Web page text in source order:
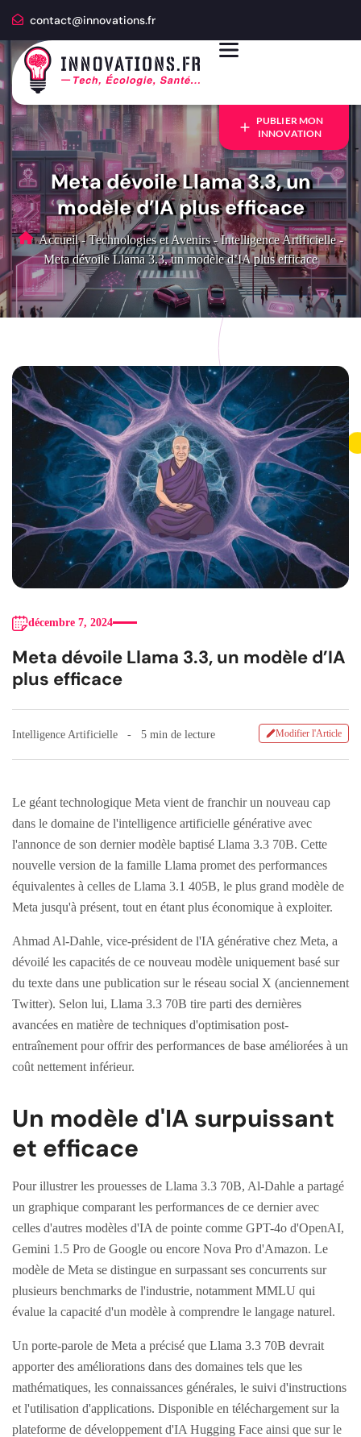
contact@innovations.fr
PUBLIER MON
INNOVATION
Meta dévoile Llama 3.3, un
modèle d’IA plus efficace
Accueil - Technologies et Avenirs - Intelligence Artificielle -
Meta dévoile Llama 3.3, un modèle d’IA plus efficace
décembre 7, 2024
Meta dévoile Llama 3.3, un modèle d’IA
plus efficace
Intelligence Artificielle 5 min de lecture Modifier l'Article
Le géant technologique Meta vient de franchir un nouveau cap
dans le domaine de l'intelligence artificielle générative avec
l'annonce de son dernier modèle baptisé Llama 3.3 70B. Cette
nouvelle version de la famille Llama promet des performances
équivalentes à celles de Llama 3.1 405B, le plus grand modèle de
Meta jusqu'à présent, tout en étant plus économique à exploiter.
Ahmad Al-Dahle, vice-président de l'IA générative chez Meta, a
dévoilé les capacités de ce nouveau modèle uniquement basé sur
du texte dans une publication sur le réseau social X (anciennement
Twitter). Selon lui, Llama 3.3 70B tire parti des dernières
avancées en matière de techniques d'optimisation post-
entraînement pour offrir des performances de base améliorées à un
coût nettement inférieur.
Un modèle d'IA surpuissant
et efficace
Pour illustrer les prouesses de Llama 3.3 70B, Al-Dahle a partagé
un graphique comparant les performances de ce dernier avec
celles d'autres modèles d'IA de pointe comme GPT-4o d'OpenAI,
Gemini 1.5 Pro de Google ou encore Nova Pro d'Amazon. Le
modèle de Meta se distingue en surpassant ses concurrents sur
plusieurs benchmarks de l'industrie, notamment MMLU qui
évalue la capacité d'un modèle à comprendre le langage naturel.
Un porte-parole de Meta a précisé que Llama 3.3 70B devrait
apporter des améliorations dans des domaines tels que les
mathématiques, les connaissances générales, le suivi d'instructions
et l'utilisation d'applications. Disponible en téléchargement sur la
plateforme de développement d'IA Hugging Face ainsi que sur le